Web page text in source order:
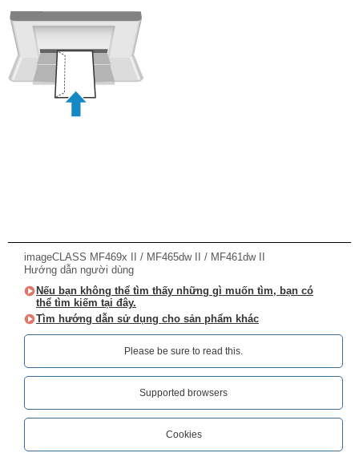
imageCLASS MF469x II / MF465dw II / MF461dw II
Hướng dẫn người dùng
Nếu bạn không thể tìm thấy những gì muốn tìm, bạn có
thể tìm kiếm tại đây.
Tìm hướng dẫn sử dụng cho sản phẩm khác
Please be sure to read this.‎
Supported browsers
Cookies